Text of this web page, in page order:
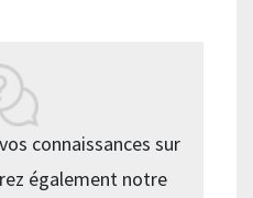
connaissances sur
également notre